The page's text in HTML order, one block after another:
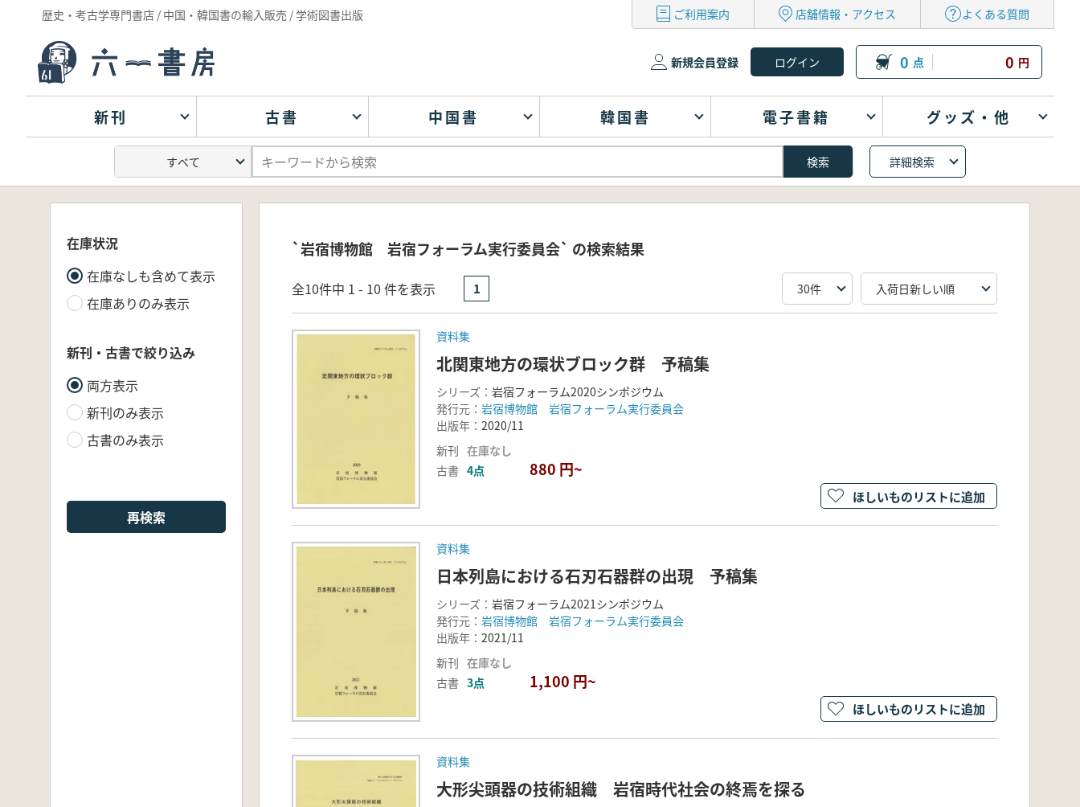
歴史・考古学専門書店 / 中国・韓国書の輸入販売 / 学術図書出版 ご利用案内 店舗情報・アクセス よくある質問
新規会員登録 0 点 0 円
新刊 古書 中国書 韓国書 電子書籍 グッズ・他
詳細検索
在庫状況
在庫なしも含めて表示
在庫ありのみ表示
新刊・古書で絞り込み
両方表示
新刊のみ表示
古書のみ表示
再検索
`岩宿博物館 岩宿フォーラム実行委員会` の検索結果
全10件中 1 - 10 件を表示 1
資料集
北関東地方の環状ブロック群 予稿集
シリーズ： 岩宿フォーラム2020シンポジウム
発行元： 岩宿博物館 岩宿フォーラム実行委員会
出版年： 2020/11
新刊 在庫なし
古書 4点 880 円~
ほしいものリストに追加
資料集
日本列島における石刃石器群の出現 予稿集
シリーズ： 岩宿フォーラム2021シンポジウム
発行元： 岩宿博物館 岩宿フォーラム実行委員会
出版年： 2021/11
新刊 在庫なし
古書 3点 1,100 円~
ほしいものリストに追加
資料集
大形尖頭器の技術組織 岩宿時代社会の終焉を探る